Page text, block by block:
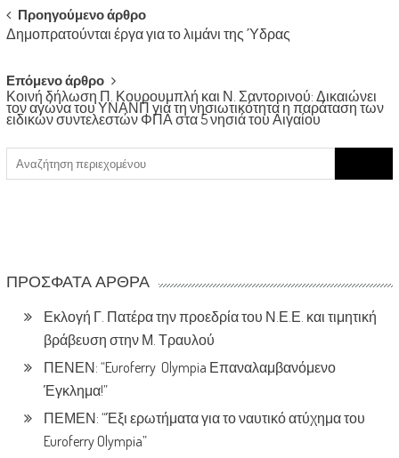
Post
navigation
Προηγούμενο άρθρο
Δημοπρατούνται έργα για το λιμάνι της Ύδρας
Επόμενο άρθρο
Κοινή δήλωση Π. Κουρουμπλή και Ν. Σαντορινού: Δικαιώνει
τον αγώνα του ΥΝΑΝΠ για τη νησιωτικότητα η παράταση των
ειδικών συντελεστών ΦΠΑ στα 5 νησιά του Αιγαίου
ΠΡΌΣΦΑΤΑ ΆΡΘΡΑ
Εκλογή Γ. Πατέρα την προεδρία του Ν.Ε.Ε. και τιμητική
βράβευση στην Μ. Τραυλού
ΠΕΝΕΝ: “Euroferry Olympia Επαναλαμβανόμενο
Έγκλημα!”
ΠΕΜΕΝ: “Έξι ερωτήματα για το ναυτικό ατύχημα του
Euroferry Olympia”